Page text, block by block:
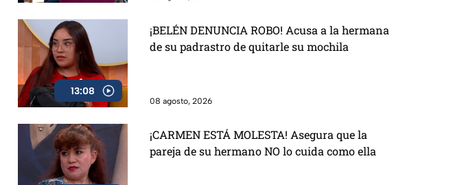
13:08
¡BELÉN DENUNCIA ROBO! Acusa a la hermana
de su padrastro de quitarle su mochila
08 agosto, 2026
¡CARMEN ESTÁ MOLESTA! Asegura que la
pareja de su hermano NO lo cuida como ella